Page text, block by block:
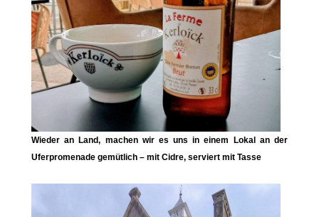
Wieder an Land, machen wir es uns in einem Lokal an der
Uferpromenade gemütlich – mit Cidre, serviert mit Tasse